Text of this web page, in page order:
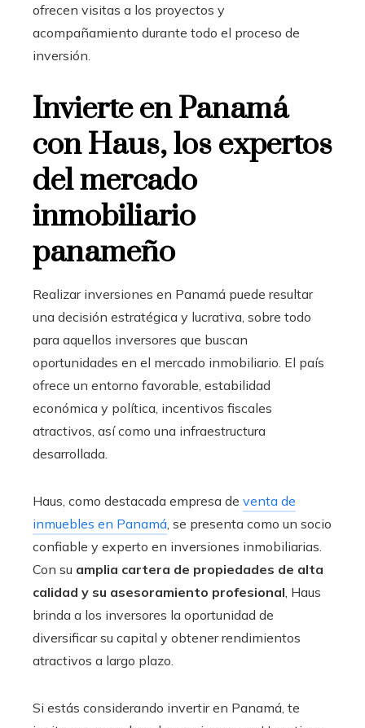
ofrecen visitas a los proyectos y
acompañamiento durante todo el proceso de
inversión.
Invierte en Panamá
con Haus, los expertos
del mercado
inmobiliario
panameño
Realizar inversiones en Panamá puede resultar
una decisión estratégica y lucrativa, sobre todo
para aquellos inversores que buscan
oportunidades en el mercado inmobiliario. El país
ofrece un entorno favorable, estabilidad
económica y política, incentivos fiscales
atractivos, así como una infraestructura
desarrollada.
Haus, como destacada empresa de venta de
inmuebles en Panamá , se presenta como un socio
confiable y experto en inversiones inmobiliarias.
Con su amplia cartera de propiedades de alta
calidad y su asesoramiento profesional , Haus
brinda a los inversores la oportunidad de
diversificar su capital y obtener rendimientos
atractivos a largo plazo.
Si estás considerando invertir en Panamá, te